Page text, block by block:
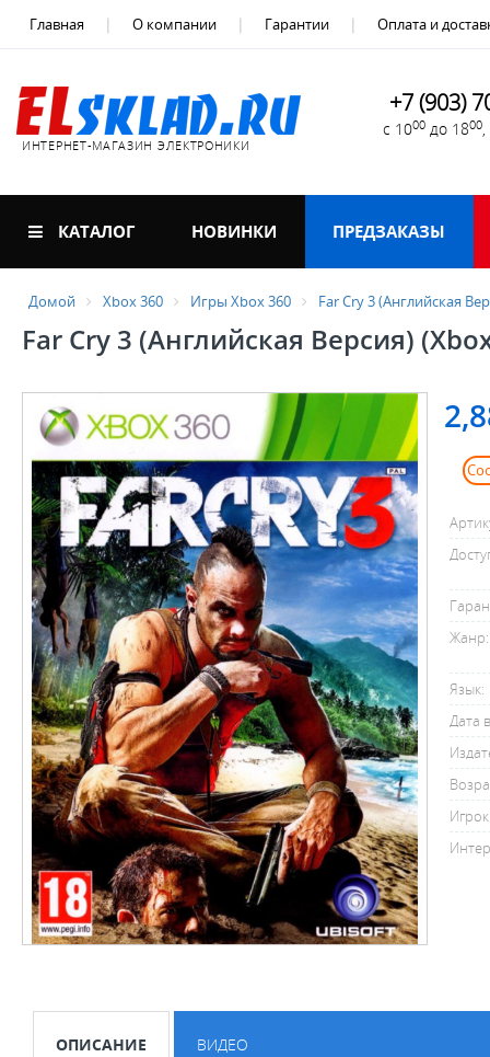
Главная О компании Гарантии Оплата и
ИНТЕРНЕТ-МАГАЗИН ЭЛЕКТРОНИКИ
+7 (903)
с 1000 до 1800
КАТАЛОГ НОВИНКИ ПРЕДЗАКАЗЫ
Домой Xbox 360 Игры Xbox 360 Far Cry 3 (Английская
Far Cry 3 (Английская Версия)
Жанр:
Язык:
Дата
ОПИСАНИЕ ВИДЕО